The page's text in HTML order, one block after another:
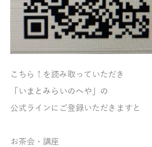
こちら↑を読み取っていただき
「いまとみらいのへや」の
公式ラインにご登録いただきますと
お茶会・講座